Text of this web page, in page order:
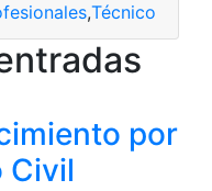
,Técnico
por
Civil